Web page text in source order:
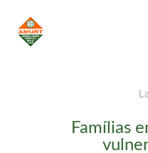
Famílias